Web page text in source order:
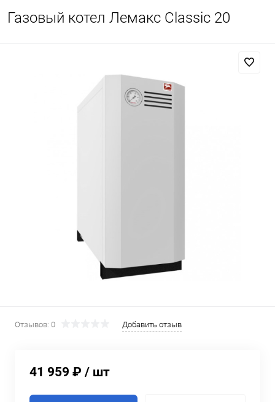
Газовый котел Лемакс Classic 20
Отзывов: 0 Добавить отзыв
41 959 ₽ / шт